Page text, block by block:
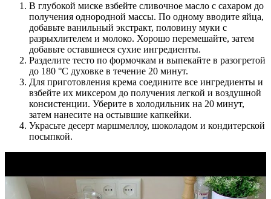
В глубокой миске взбейте сливочное масло с сахаром до
получения однородной массы. По одному вводите яйца,
добавьте ванильный экстракт, половину муки с
разрыхлителем и молоко. Хорошо перемешайте, затем
добавьте оставшиеся сухие ингредиенты.
Разделите тесто по формочкам и выпекайте в разогретой
до 180 °С духовке в течение 20 минут.
Для приготовления крема соедините все ингредиенты и
взбейте их миксером до получения легкой и воздушной
консистенции. Уберите в холодильник на 20 минут,
затем нанесите на остывшие капкейки.
Украсьте десерт маршмеллоу, шоколадом и кондитерской
посыпкой.